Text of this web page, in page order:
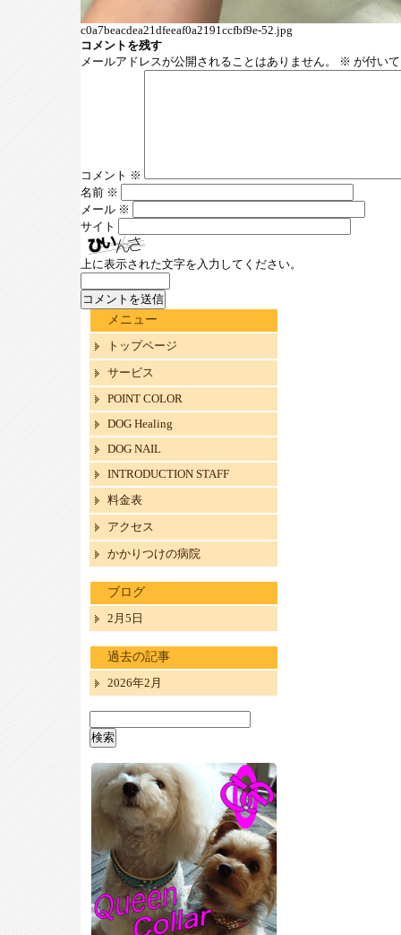
c0a7beacdea21dfeeaf0a2191ccfbf9e-52.jpg
コメントを残す
メールアドレスが公開されることはありません。
※ が付い
コメント ※
名前 ※
メール ※
サイト
上に表示された文字を入力してください。
メニュー
トップページ
サービス
POINT COLOR
DOG Healing
DOG NAIL
INTRODUCTION STAFF
料金表
アクセス
かかりつけの病院
ブログ
2月5日
過去の記事
2026年2月
索: